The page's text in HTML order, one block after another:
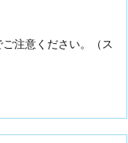
注意ください。（ス